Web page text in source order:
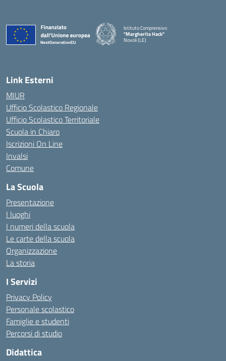
Istituto Comprensivo
"Margherita Hack"
Novoli (LE)
Link Esterni
MIUR
Ufficio Scolastico Regionale
Ufficio Scolastico Territoriale
Scuola in Chiaro
Iscrizioni On Line
Invalsi
Comune
La Scuola
Presentazione
I luoghi
I numeri della scuola
Le carte della scuola
Organizzazione
La storia
I Servizi
Privacy Policy
Personale scolastico
Famiglie e studenti
Percorsi di studio
Didattica